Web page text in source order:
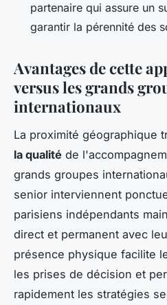
partenaire qui assure un
garantir la pérennité des
Avantages de cette
versus les grands
internationaux
La proximité géographique
la qualité de
grands groupes
senior interviennent
parisiens indépendants
direct et permanent avec
présence physique facilite
les prises de décision et
rapidement les stratégies